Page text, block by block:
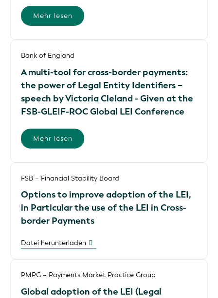
Mehr lesen
Bank of England
A multi-tool for cross-border payments:
the power of Legal Entity Identifiers −
speech by Victoria Cleland - Given at the
FSB-GLEIF-ROC Global LEI Conference
Mehr lesen
FSB – Financial Stability Board
Options to improve adoption of the LEI,
in Particular the use of the LEI in Cross-
border Payments
Datei herunterladen
PMPG – Payments Market Practice Group
Global adoption of the LEI (Legal